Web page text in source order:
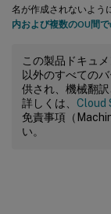
名が作成されないよう
内および複数のOU間
この製品ドキュ
以外のすべての
供され、機械翻
詳しくは、 Cloud
免責事項（
い。